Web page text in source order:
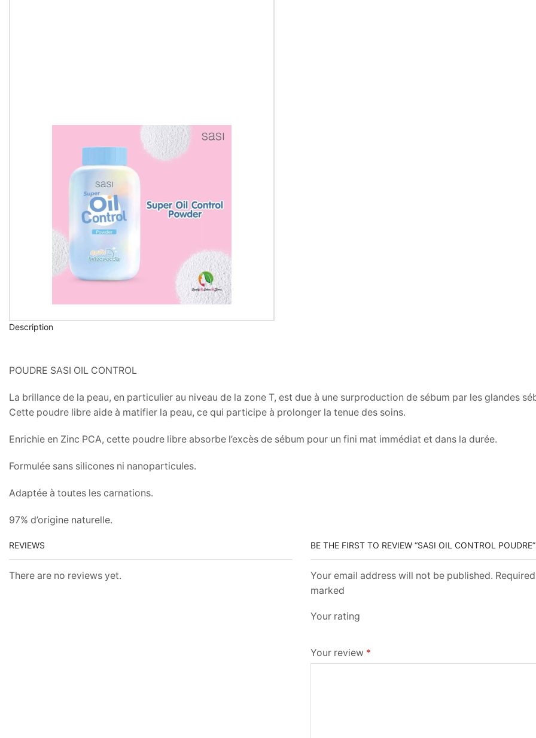
Description
POUDRE SASI OIL CONTROL
La brillance de la peau, en particulier au niveau de la zone T, est due à une surproduction de sébum par les glandes
Cette poudre libre aide à matifier la peau, ce qui participe à prolonger la tenue des soins.
Enrichie en Zinc PCA, cette poudre libre absorbe l’excès de sébum pour un fini mat immédiat et dans la durée.
Formulée sans silicones ni nanoparticules.
Adaptée à toutes les carnations.
97% d’origine naturelle.
REVIEWS
There are no reviews yet.
BE THE FIRST TO REVIEW “SASI OIL CONTROL POUDRE”
Your email address will not be published.
marked
Your rating
Your review *